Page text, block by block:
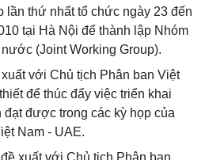
lần thứ nhất tổ chức ngày 23 đến
tại Hà Nội để thành lập Nhóm
(Joint Working Group).
với Chủ tịch Phân ban Việt
để thúc đẩy việc triển khai
được trong các kỳ họp của
Nam - UAE.
xuất với Chủ tịch Phân ban